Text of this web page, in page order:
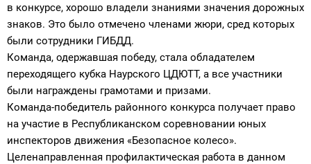
в конкурсе, хорошо владели знаниями значения дорожных
знаков. Это было отмечено членами жюри, сред которых
были сотрудники ГИБДД.
Команда, одержавшая победу, стала обладателем
переходящего кубка Наурского ЦДЮТТ, а все участники
были награждены грамотами и призами.
Команда-победитель районного конкурса получает право
на участие в Республиканском соревновании юных
инспекторов движения «Безопасное колесо».
Целенаправленная профилактическая работа в данном